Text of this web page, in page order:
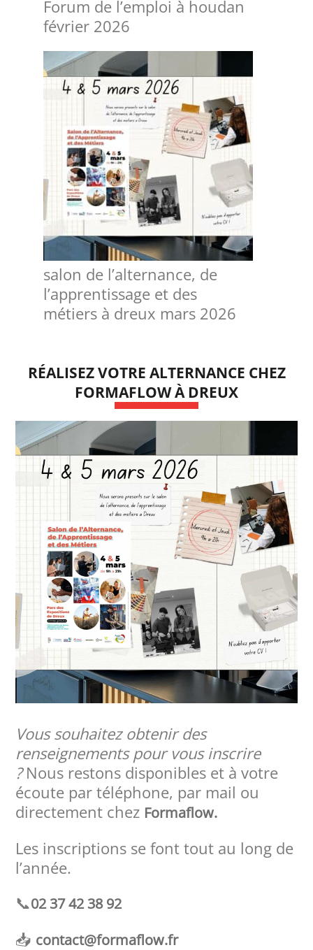
Forum de l’emploi à houdan
février 2026
salon de l’alternance, de
l’apprentissage et des
métiers à dreux mars 2026
RÉALISEZ VOTRE ALTERNANCE CHEZ
FORMAFLOW À DREUX
Vous souhaitez obtenir des
renseignements pour vous inscrire
?Nous restons disponibles et à votre
écoute par téléphone, par mail ou
directement chez Formaflow.
Les inscriptions se font tout au long de
l’année.
📞02 37 42 38 92
📥 contact@formaflow.fr